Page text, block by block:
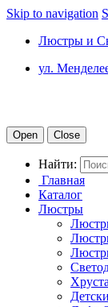
Skip to navigation
Люстры и
ул.
Open Close
Найти:
Главная
Каталог
Люстры